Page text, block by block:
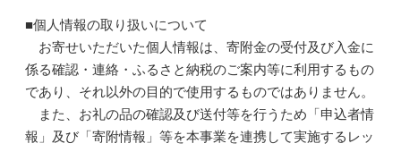
■個人情報の取り扱いについて
お寄せいただいた個人情報は、寄附金の受付及び入金に
係る確認・連絡・ふるさと納税のご案内等に利用するもの
であり、それ以外の目的で使用するものではありません。
また、お礼の品の確認及び送付等を行うため「申込者情
報」及び「寄附情報」等を本事業を連携して実施するレッ